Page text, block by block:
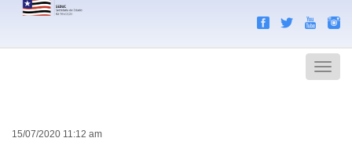
Menu
15/07/2020 11:12 am